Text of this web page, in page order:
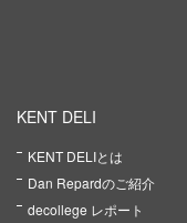
KENT DELI
KENT DELIとは
Dan Repardのご紹介
decollege レポート